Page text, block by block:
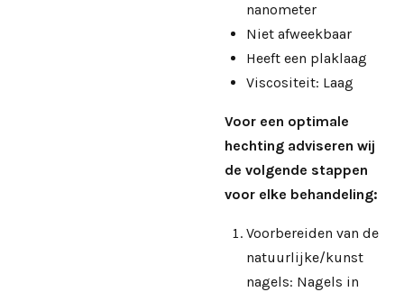
nanometer
Niet afweekbaar
Heeft een plaklaag
Viscositeit: Laag
Voor een optimale
hechting adviseren wij
de volgende stappen
voor elke behandeling:
Voorbereiden van de
natuurlijke/kunst
nagels: Nagels in